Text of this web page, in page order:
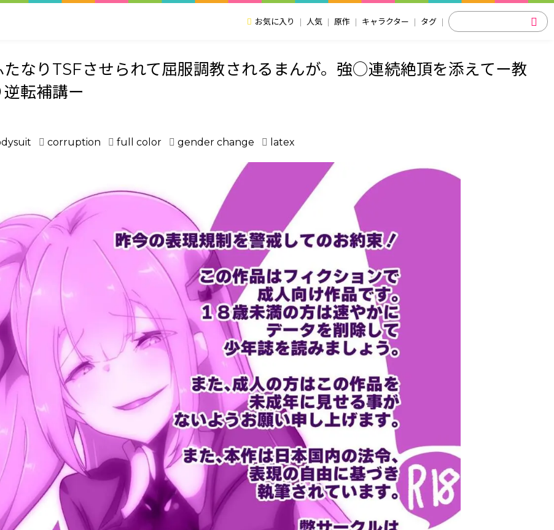
お気に入り 人気 原作 キャラクター タグ
なりTSFさせられて屈服調教されるまんが。強○連続絶頂を添えてー教
転補講ー
corruption full color gender change latex